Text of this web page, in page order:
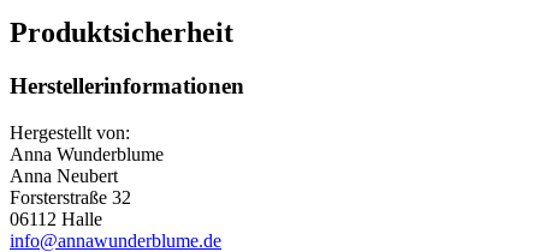
Produktsicherheit
Herstellerinformationen
Hergestellt von:
Anna Wunderblume
Anna Neubert
Forsterstraße 32
06112 Halle
info@annawunderblume.de